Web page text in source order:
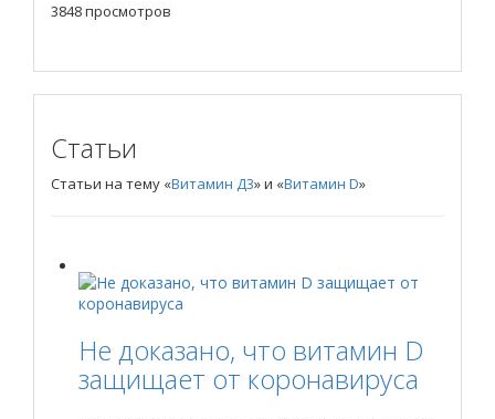
3848 просмотров
Статьи
Статьи на тему «Витамин Д3» и «Витамин D»
Не доказано, что витамин D
защищает от коронавируса